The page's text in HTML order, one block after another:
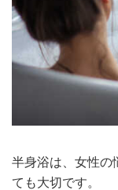
半身浴は、女性の
ても大切です。